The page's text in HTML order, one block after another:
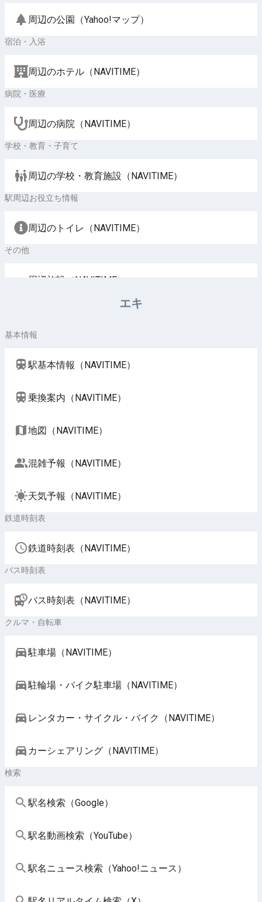
周辺の公園（Yahoo!マップ）
宿泊・入浴
周辺のホテル（NAVITIME）
病院・医療
周辺の病院（NAVITIME）
学校・教育・子育て
周辺の学校・教育施設（NAVITIME）
駅周辺お役立ち情報
周辺のトイレ（NAVITIME）
その他
周辺施設（NAVITIME）
エキ
基本情報
駅基本情報（NAVITIME）
乗換案内（NAVITIME）
地図（NAVITIME）
混雑予報（NAVITIME）
天気予報（NAVITIME）
鉄道時刻表
鉄道時刻表（NAVITIME）
バス時刻表
バス時刻表（NAVITIME）
クルマ・自転車
駐車場（NAVITIME）
駐輪場・バイク駐車場（NAVITIME）
レンタカー・サイクル・バイク（NAVITIME）
カーシェアリング（NAVITIME）
検索
駅名検索（Google）
駅名動画検索（YouTube）
駅名ニュース検索（Yahoo!ニュース）